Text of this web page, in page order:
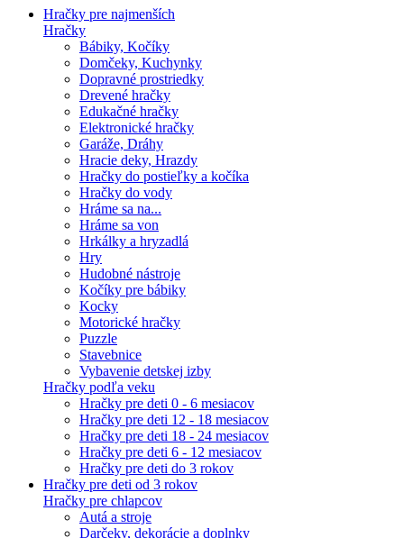
Hračky pre najmenších
Hračky
Bábiky, Kočíky
Domčeky, Kuchynky
Dopravné prostriedky
Drevené hračky
Edukačné hračky
Elektronické hračky
Garáže, Dráhy
Hracie deky, Hrazdy
Hračky do postieľky a kočíka
Hračky do vody
Hráme sa na...
Hráme sa von
Hrkálky a hryzadlá
Hry
Hudobné nástroje
Kočíky pre bábiky
Kocky
Motorické hračky
Puzzle
Stavebnice
Vybavenie detskej izby
Hračky podľa veku
Hračky pre deti 0 - 6 mesiacov
Hračky pre deti 12 - 18 mesiacov
Hračky pre deti 18 - 24 mesiacov
Hračky pre deti 6 - 12 mesiacov
Hračky pre deti do 3 rokov
Hračky pre deti od 3 rokov
Hračky pre chlapcov
Autá a stroje
Darčeky, dekorácie a doplnky